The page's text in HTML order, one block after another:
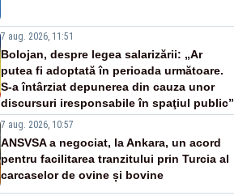
7 aug. 2026, 11:51
Bolojan, despre legea salarizării: „Ar
putea fi adoptată în perioada următoare.
S-a întârziat depunerea din cauza unor
discursuri iresponsabile în spaţiul public”
7 aug. 2026, 10:57
ANSVSA a negociat, la Ankara, un acord
pentru facilitarea tranzitului prin Turcia al
carcaselor de ovine și bovine